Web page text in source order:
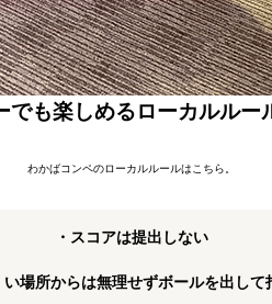
も楽しめるローカルルー
わかばコンペのローカルルールはこちら。
・スコアは提出しない
い場所からは無理せずボールを出し